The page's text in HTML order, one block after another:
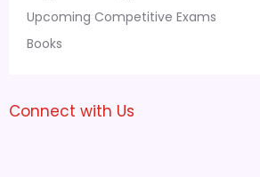
Upcoming Competitive Exams
Books
Connect with Us